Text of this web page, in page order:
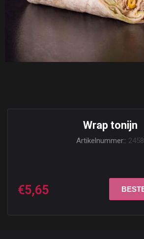
Wrap tonijn
Artikelnummer:: 2458
€5,65